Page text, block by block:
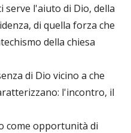
serve l'aiuto di Dio, della
di quella forza che
della chiesa
di Dio vicino a che
l'incontro, il
come opportunità di